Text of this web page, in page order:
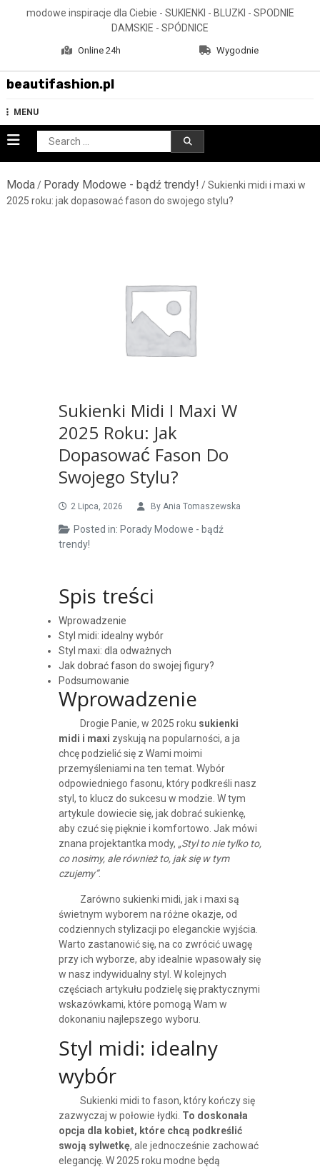
modowe inspiracje dla Ciebie - SUKIENKI - BLUZKI - SPODNIE
DAMSKIE - SPÓDNICE
Online 24h Wygodnie
beautifashion.pl
MENU
Search
for:
Moda/ Porady Modowe - bądź trendy! / Sukienki midi i maxi w
2025 roku: jak dopasować fason do swojego stylu?
Sukienki Midi I Maxi W
2025 Roku: Jak
Dopasować Fason Do
Swojego Stylu?
2 Lipca, 2026 By Ania Tomaszewska
Posted in: Porady Modowe - bądź
trendy!
Spis treści
Wprowadzenie
Styl midi: idealny wybór
Styl maxi: dla odważnych
Jak dobrać fason do swojej figury?
Podsumowanie
Wprowadzenie
Drogie Panie, w 2025 roku sukienki
midi i maxi zyskują na popularności, a ja
chcę podzielić się z Wami moimi
przemyśleniami na ten temat. Wybór
odpowiedniego fasonu, który podkreśli nasz
styl, to klucz do sukcesu w modzie. W tym
artykule dowiecie się, jak dobrać sukienkę,
aby czuć się pięknie i komfortowo. Jak mówi
znana projektantka mody, „Styl to nie tylko to,
co nosimy, ale również to, jak się w tym
czujemy”.
Zarówno sukienki midi, jak i maxi są
świetnym wyborem na różne okazje, od
codziennych stylizacji po eleganckie wyjścia.
Warto zastanowić się, na co zwrócić uwagę
przy ich wyborze, aby idealnie wpasowały się
w nasz indywidualny styl. W kolejnych
częściach artykułu podzielę się praktycznymi
wskazówkami, które pomogą Wam w
dokonaniu najlepszego wyboru.
Styl midi: idealny
wybór
Sukienki midi to fason, który kończy się
zazwyczaj w połowie łydki. To doskonała
opcja dla kobiet, które chcą podkreślić
swoją sylwetkę, ale jednocześnie zachować
elegancję. W 2025 roku modne będą